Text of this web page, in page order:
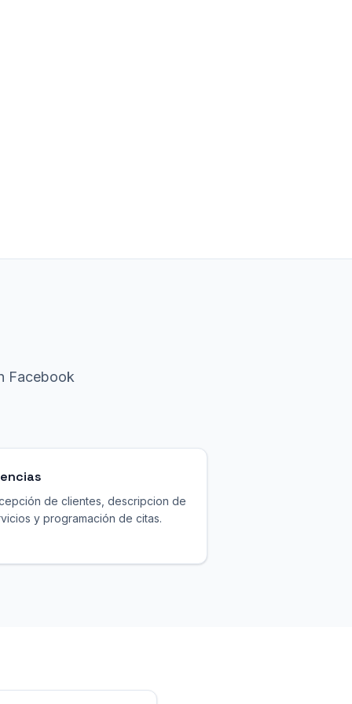
Facebook
de clientes, descripcion de
y programación de citas.